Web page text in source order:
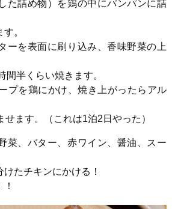
た詰め物）を鶏の中にパンパンに詰
。
ーを表面に刷り込み、香味野菜の上
間半くらい焼きます。
プを鶏にかけ、焼き上がったらアル
ます。（これは1泊2日やった）
菜、バター、赤ワイン、醤油、スー
たチキンにかける！